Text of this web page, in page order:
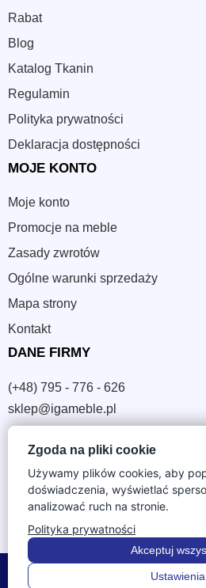
Rabat
Blog
Katalog Tkanin
Regulamin
Polityka prywatności
Deklaracja dostępności
MOJE KONTO
Moje konto
Promocje na meble
Zasady zwrotów
Ogólne warunki sprzedaży
Mapa strony
Kontakt
DANE FIRMY
(+48) 795 - 776 - 626
sklep@igameble.pl
Sandomierska 4A
37-300 Leżajsk
NIP: 794 172 09 19
REGON: 180933172
© 2026 IGA Meble. Wszystkie
Zgoda na pliki cookie
Używamy plików cookies, aby
doświadczenia, wyświetlać
analizować ruch na stronie.
Polityka prywatności
Ustawienia
Akceptuj